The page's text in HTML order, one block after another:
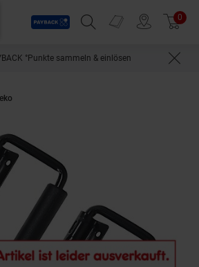
Payback
Suchfeld einblenden
Prospekte 0
°Punkte sammeln & einlösen